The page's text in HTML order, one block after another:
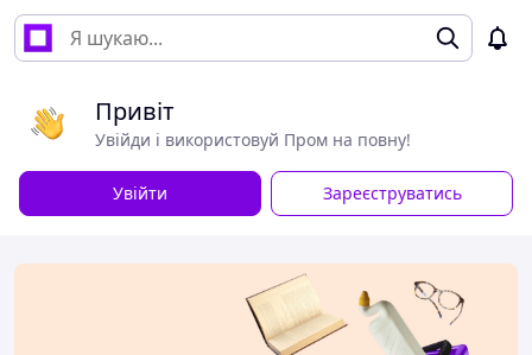
Привіт
Увійди і використовуй Пром на повну!
Увійти Зареєструватись